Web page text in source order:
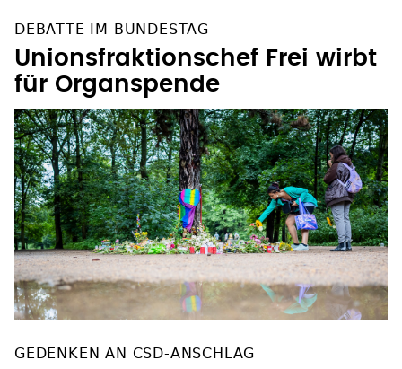
DEBATTE IM BUNDESTAG
Unionsfraktionschef Frei wirbt
für Organspende
GEDENKEN AN CSD-ANSCHLAG